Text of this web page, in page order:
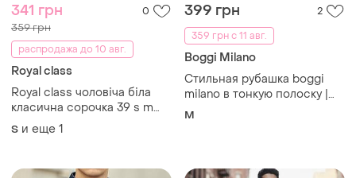
341 грн 0
359 грн
распродажа до 10 авг.
Royal class
Royal class чоловіча біла
класична сорочка 39 s m
довгий рукав офіс ділова
S и еще 1
399 грн
2
359 грн с 11 авг.
Boggi Milano
Стильная рубашка boggi
milano в тонкую полоску |
размер 40 (м) | итальянский
M